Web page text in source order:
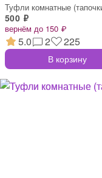
500 ₽
вернём до 150 ₽
5.0 2 225
В корзину